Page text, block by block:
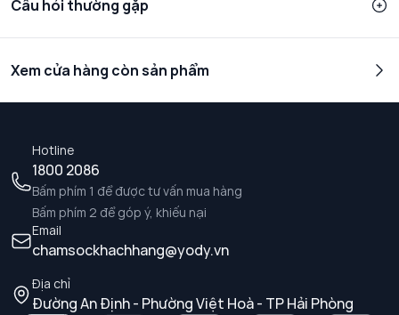
Câu hỏi thường gặp
Xem cửa hàng còn sản phẩm
Hotline
1800 2086
Bấm phím 1 để được tư vấn mua hàng
Bấm phím 2 để góp ý, khiếu nại
Email
chamsockhachhang@yody.vn
Địa chỉ
Đường An Định - Phường Việt Hoà - TP Hải Phòng